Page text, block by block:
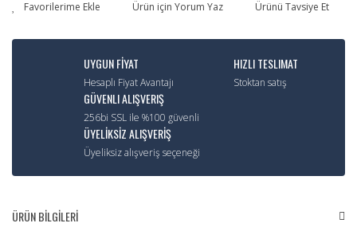
Ürün için Yorum Yaz Ürünü Tavsiye Et
UYGUN FİYAT
Hesaplı Fiyat Avantajı
HIZLI TESLIMAT
Stoktan satış
GÜVENLI ALIŞVERIŞ
256bi SSL ile %100 güvenli
ÜYELİKSİZ ALIŞVERİŞ
Üyeliksiz alışveriş seçeneği
ÜRÜN BİLGİLERİ